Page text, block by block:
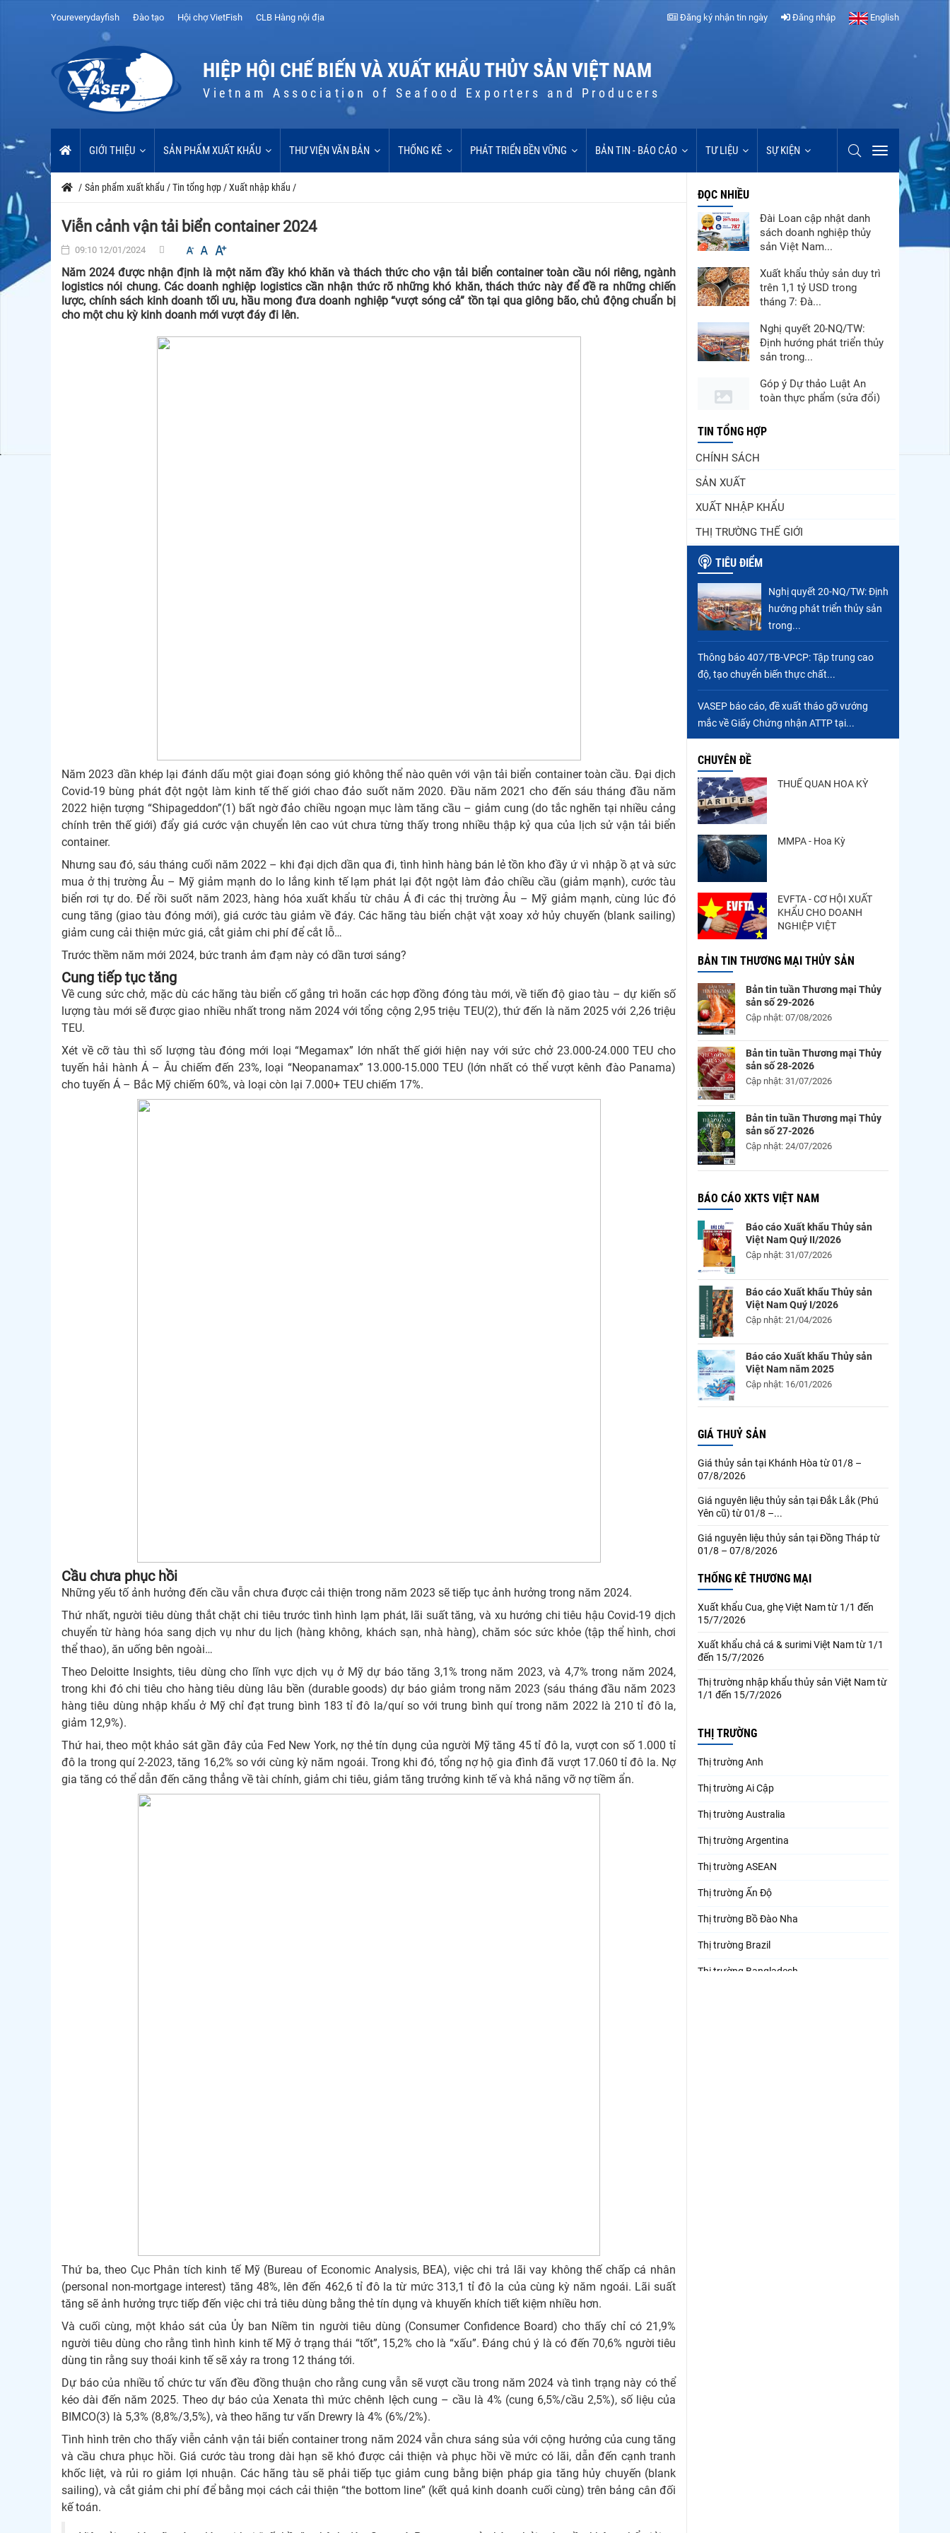
Youreverydayfish Đào tạo Hội chợ VietFish CLB Hàng nội địa Đăng ký nhận tin ngày Đăng nhập English
HIỆP HỘI CHẾ BIẾN VÀ XUẤT KHẨU THỦY SẢN VIỆT NAM
Vietnam Association of Seafood Exporters and Producers
GIỚI THIỆU SẢN PHẨM XUẤT KHẨU THƯ VIỆN VĂN BẢN THỐNG KÊ PHÁT TRIỂN BỀN VỮNG BẢN TIN - BÁO CÁO TƯ LIỆU SỰ KIỆN
/ Sản phẩm xuất khẩu /Tin tổng hợp /Xuất nhập khẩu /
Viễn cảnh vận tải biển container 2024
09:10 12/01/2024
Năm 2024 được nhận định là một năm đầy khó khăn và thách thức cho vận tải biển container toàn cầu nói riêng, ngành
logistics nói chung. Các doanh nghiệp logistics cần nhận thức rõ những khó khăn, thách thức này để đề ra những chiến
lược, chính sách kinh doanh tối ưu, hầu mong đưa doanh nghiệp “vượt sóng cả” tồn tại qua giông bão, chủ động chuẩn bị
cho một chu kỳ kinh doanh mới vượt đáy đi lên.
Năm 2023 dần khép lại đánh dấu một giai đoạn sóng gió không thể nào quên với vận tải biển container toàn cầu. Đại dịch
Covid-19 bùng phát đột ngột làm kinh tế thế giới chao đảo suốt năm 2020. Đầu năm 2021 cho đến sáu tháng đầu năm
2022 hiện tượng “Shipageddon”(1) bất ngờ đảo chiều ngoạn mục làm tăng cầu – giảm cung (do tắc nghẽn tại nhiều cảng
chính trên thế giới) đẩy giá cước vận chuyển lên cao vút chưa từng thấy trong nhiều thập kỷ qua của lịch sử vận tải biển
container.
Nhưng sau đó, sáu tháng cuối năm 2022 – khi đại dịch dần qua đi, tình hình hàng bán lẻ tồn kho đầy ứ vì nhập ồ ạt và sức
mua ở thị trường Âu – Mỹ giảm mạnh do lo lắng kinh tế lạm phát lại đột ngột làm đảo chiều cầu (giảm mạnh), cước tàu
biển rơi tự do. Để rồi suốt năm 2023, hàng hóa xuất khẩu từ châu Á đi các thị trường Âu – Mỹ giảm mạnh, cùng lúc đó
cung tăng (giao tàu đóng mới), giá cước tàu giảm về đáy. Các hãng tàu biển chật vật xoay xở hủy chuyến (blank sailing)
giảm cung cải thiện mức giá, cắt giảm chi phí để cắt lỗ…
Trước thềm năm mới 2024, bức tranh ảm đạm này có dần tươi sáng?
Cung tiếp tục tăng
Về cung sức chở, mặc dù các hãng tàu biển cố gắng trì hoãn các hợp đồng đóng tàu mới, về tiến độ giao tàu – dự kiến số
lượng tàu mới sẽ được giao nhiều nhất trong năm 2024 với tổng cộng 2,95 triệu TEU(2), thứ đến là năm 2025 với 2,26 triệu
TEU.
Xét về cỡ tàu thì số lượng tàu đóng mới loại “Megamax” lớn nhất thế giới hiện nay với sức chở 23.000-24.000 TEU cho
tuyến hải hành Á – Âu chiếm đến 23%, loại “Neopanamax” 13.000-15.000 TEU (lớn nhất có thể vượt kênh đào Panama)
cho tuyến Á – Bắc Mỹ chiếm 60%, và loại còn lại 7.000+ TEU chiếm 17%.
Cầu chưa phục hồi
Những yếu tố ảnh hưởng đến cầu vẫn chưa được cải thiện trong năm 2023 sẽ tiếp tục ảnh hưởng trong năm 2024.
Thứ nhất, người tiêu dùng thắt chặt chi tiêu trước tình hình lạm phát, lãi suất tăng, và xu hướng chi tiêu hậu Covid-19 dịch
chuyển từ hàng hóa sang dịch vụ như du lịch (hàng không, khách sạn, nhà hàng), chăm sóc sức khỏe (tập thể hình, chơi
thể thao), ăn uống bên ngoài…
Theo Deloitte Insights, tiêu dùng cho lĩnh vực dịch vụ ở Mỹ dự báo tăng 3,1% trong năm 2023, và 4,7% trong năm 2024,
trong khi đó chi tiêu cho hàng tiêu dùng lâu bền (durable goods) dự báo giảm trong năm 2023 (sáu tháng đầu năm 2023
hàng tiêu dùng nhập khẩu ở Mỹ chỉ đạt trung bình 183 tỉ đô la/quí so với trung bình quí trong năm 2022 là 210 tỉ đô la,
giảm 12,9%).
Thứ hai, theo một khảo sát gần đây của Fed New York, nợ thẻ tín dụng của người Mỹ tăng 45 tỉ đô la, vượt con số 1.000 tỉ
đô la trong quí 2-2023, tăng 16,2% so với cùng kỳ năm ngoái. Trong khi đó, tổng nợ hộ gia đình đã vượt 17.060 tỉ đô la. Nợ
gia tăng có thể dẫn đến căng thẳng về tài chính, giảm chi tiêu, giảm tăng trưởng kinh tế và khả năng vỡ nợ tiềm ẩn.
Thứ ba, theo Cục Phân tích kinh tế Mỹ (Bureau of Economic Analysis, BEA), việc chi trả lãi vay không thế chấp cá nhân
(personal non-mortgage interest) tăng 48%, lên đến 462,6 tỉ đô la từ mức 313,1 tỉ đô la của cùng kỳ năm ngoái. Lãi suất
tăng sẽ ảnh hưởng trực tiếp đến việc chi trả tiêu dùng bằng thẻ tín dụng và khuyến khích tiết kiệm nhiều hơn.
Và cuối cùng, một khảo sát của Ủy ban Niềm tin người tiêu dùng (Consumer Confidence Board) cho thấy chỉ có 21,9%
người tiêu dùng cho rằng tình hình kinh tế Mỹ ở trạng thái “tốt”, 15,2% cho là “xấu”. Đáng chú ý là có đến 70,6% người tiêu
dùng tin rằng suy thoái kinh tế sẽ xảy ra trong 12 tháng tới.
Dự báo của nhiều tổ chức tư vấn đều đồng thuận cho rằng cung vẫn sẽ vượt cầu trong năm 2024 và tình trạng này có thể
kéo dài đến năm 2025. Theo dự báo của Xenata thì mức chênh lệch cung – cầu là 4% (cung 6,5%/cầu 2,5%), số liệu của
BIMCO(3) là 5,3% (8,8%/3,5%), và theo hãng tư vấn Drewry là 4% (6%/2%).
Tình hình trên cho thấy viễn cảnh vận tải biển container trong năm 2024 vẫn chưa sáng sủa với cộng hưởng của cung tăng
và cầu chưa phục hồi. Giá cước tàu trong dài hạn sẽ khó được cải thiện và phục hồi về mức có lãi, dẫn đến cạnh tranh
khốc liệt, và rủi ro giảm lợi nhuận. Các hãng tàu sẽ phải tiếp tục giảm cung bằng biện pháp gia tăng hủy chuyến (blank
sailing), và cắt giảm chi phí để bằng mọi cách cải thiện “the bottom line” (kết quả kinh doanh cuối cùng) trên bảng cân đối
kế toán.
ĐỌC NHIỀU
Đài Loan cập nhật danh
sách doanh nghiệp thủy
sản Việt Nam...
Xuất khẩu thủy sản duy trì
trên 1,1 tỷ USD trong
tháng 7: Đà...
Nghị quyết 20-NQ/TW:
Định hướng phát triển thủy
sản trong...
Góp ý Dự thảo Luật An
toàn thực phẩm (sửa đổi)
Thuế Mục 301 và bài toán
rô phi Trung Quốc tiếp tục
tăng
cho hàng giá trị...
Xuất khẩu cá ngừ Việt
Nam sang Canada tăng
nhẹ, áp lực mới...
Trung Quốc tăng mạnh
nhập khẩu mực, trong khi
nguồn cung...
Điểm tin thủy sản thế giới
ngày 3/8/2026
TIN TỔNG HỢP
CHÍNH SÁCH
SẢN XUẤT
XUẤT NHẬP KHẨU
THỊ TRƯỜNG THẾ GIỚI
TIÊU ĐIỂM
Nghị quyết 20-NQ/TW: Định
hướng phát triển thủy sản
trong...
Thông báo 407/TB-VPCP: Tập trung cao
độ, tạo chuyển biến thực chất...
VASEP báo cáo, đề xuất tháo gỡ vướng
mắc về Giấy Chứng nhận ATTP tại...
CHUYÊN ĐỀ
THUẾ QUAN HOA KỲ
MMPA - Hoa Kỳ
EVFTA - CƠ HỘI XUẤT
KHẨU CHO DOANH
NGHIỆP VIỆT
BẢN TIN THƯƠNG MẠI THỦY SẢN
Bản tin tuần Thương mại Thủy
sản số 29-2026
Cập nhật: 07/08/2026
Bản tin tuần Thương mại Thủy
sản số 28-2026
Cập nhật: 31/07/2026
Bản tin tuần Thương mại Thủy
sản số 27-2026
Cập nhật: 24/07/2026
BÁO CÁO XKTS VIỆT NAM
Báo cáo Xuất khẩu Thủy sản
Việt Nam Quý II/2026
Cập nhật: 31/07/2026
Báo cáo Xuất khẩu Thủy sản
Việt Nam Quý I/2026
Cập nhật: 21/04/2026
Báo cáo Xuất khẩu Thủy sản
Việt Nam năm 2025
Cập nhật: 16/01/2026
GIÁ THUỶ SẢN
Giá thủy sản tại Khánh Hòa từ 01/8 –
07/8/2026
Giá nguyên liệu thủy sản tại Đắk Lắk (Phú
Yên cũ) từ 01/8 –...
Giá nguyên liệu thủy sản tại Đồng Tháp từ
01/8 – 07/8/2026
THỐNG KÊ THƯƠNG MẠI
Xuất khẩu Cua, ghẹ Việt Nam từ 1/1 đến
15/7/2026
Xuất khẩu chả cá & surimi Việt Nam từ 1/1
đến 15/7/2026
Thị trường nhập khẩu thủy sản Việt Nam từ
1/1 đến 15/7/2026
THỊ TRƯỜNG
Thị trường Anh
Thị trường Ai Cập
Thị trường Australia
Thị trường Argentina
Thị trường ASEAN
Thị trường Ấn Độ
Thị trường Bồ Đào Nha
Thị trường Brazil
Thị trường Bangladesh